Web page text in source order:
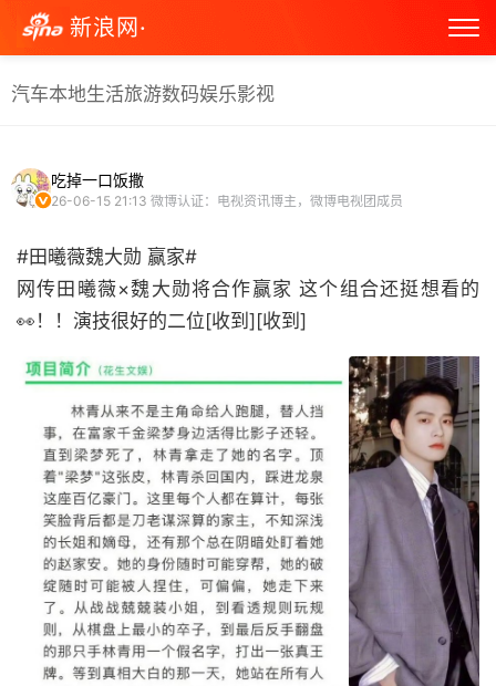
新浪网·
汽车本地生活旅游数码娱乐影视
吃掉一口饭撒
26-06-15 21:13 微博认证：电视资讯博主，微博电视团成员
#田曦薇魏大勋 赢家#
网传田曦薇×魏大勋将合作赢家 这个组合还挺想看的
👀！！演技很好的二位[收到][收到] ​